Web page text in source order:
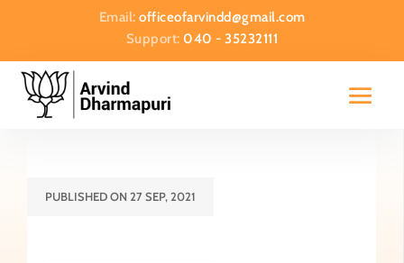
Email: officeofarvindd@gmail.com
Support:040 - 35232111
PUBLISHED ON 27 SEP, 2021